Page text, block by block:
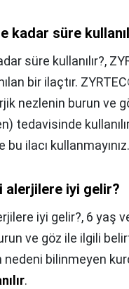
kadar süre
süre kullanılır?,
bir ilaçtır.
nezlenin burun ve
tedavisinde
ilacı kullanmayınız.
alerjilere iyi gelir?
iyi gelir?, 6 yaş
ve göz ile ilgili
bilinmeyen
.